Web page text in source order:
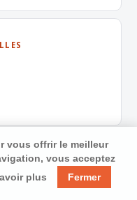
vous offrir le meilleur
vous acceptez
plus Fermer